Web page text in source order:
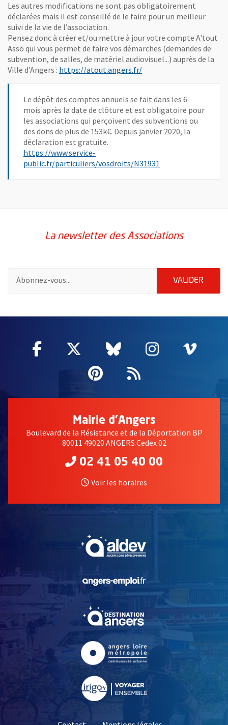
Les autres modifications ne sont pas obligatoirement
déclarées mais il est conseillé de le faire pour un meilleur
suivi de la vie de l’association.
Pensez donc à créer et/ou mettre à jour votre compte A'tout
Asso qui vous permet de faire vos démarches (demandes de
subvention, de salles, de matériel audiovisuel...) auprès de la
Ville d'Angers : https://atout.angers.fr/, Ouvre une nouvelle
Le dépôt des comptes annuels se fait dans les 6
mois après la date de clôture et est obligatoire pour
les associations qui perçoivent des subventions ou
des dons de plus de 153k€. Depuis janvier 2020, la
déclaration est gratuite.
https://www.service-
public.fr/particuliers/vosdroits/N31931
La newsletter des Associations
VALIDER
Facebook
, Ouvre une nouvelle fenêtre
Twitter
, Ouvre une nouvelle
Bluesky
, Ouvre une
Instagram
, Ouvre
,
Pinterest
, Ouvre une
Flux RSS
Mairie d'Angers
Boulevard de la Résistance et de la Déportation BP
80011 49020 ANGERS Cedex 02
02 41 05 40 00
Voir les horaires
, Ouvre une nouvelle
, Ouvre une nouvelle